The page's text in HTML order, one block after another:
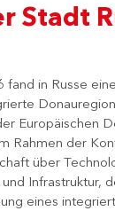
Stadt
fand in Russe
Europäischen
Rahmen der
über
Infrastruktur,
eines